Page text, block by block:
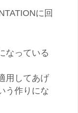
に回
なっている
用してあげ
う作りにな